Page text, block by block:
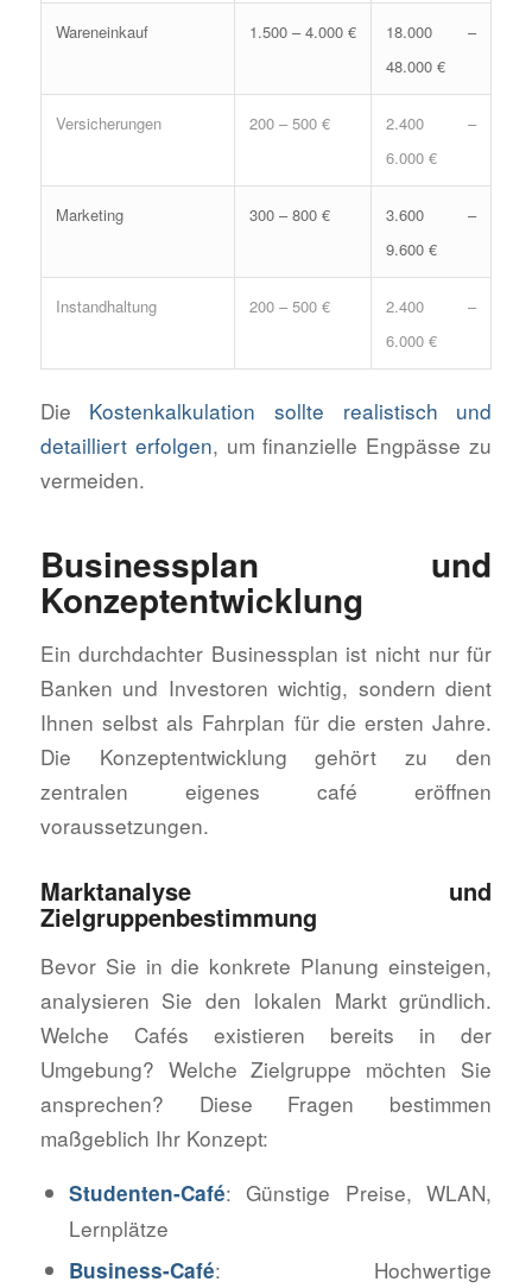
Wareneinkauf 1.500 – 4.000 €
18.000 –
48.000 €
Versicherungen 200 – 500 €
2.400 –
6.000 €
Marketing 300 – 800 €
3.600 –
9.600 €
Instandhaltung 200 – 500 €
2.400 –
6.000 €
Die Kostenkalkulation sollte realistisch und
detailliert erfolgen, um finanzielle Engpässe zu
vermeiden.
Businessplan und
Konzeptentwicklung
Ein durchdachter Businessplan ist nicht nur für
Banken und Investoren wichtig, sondern dient
Ihnen selbst als Fahrplan für die ersten Jahre.
Die Konzeptentwicklung gehört zu den
zentralen eigenes café eröffnen
voraussetzungen.
Marktanalyse und
Zielgruppenbestimmung
Bevor Sie in die konkrete Planung einsteigen,
analysieren Sie den lokalen Markt gründlich.
Welche Cafés existieren bereits in der
Umgebung? Welche Zielgruppe möchten Sie
ansprechen? Diese Fragen bestimmen
maßgeblich Ihr Konzept:
Studenten-Café: Günstige Preise, WLAN,
Lernplätze
Business-Café: Hochwertige